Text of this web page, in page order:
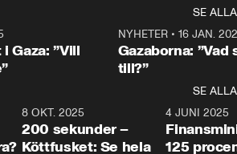
Rohwedder
Thand Ring
SE ALLA
Gaza: ”Vill
NYHETER• 16 JAN.
Gazaborna:
till?”
SE ALLA
31:05 4:29
8 OKT. 2025
200 sekunder –
Köttfusket: Se hela
4 JUNI 2025
125